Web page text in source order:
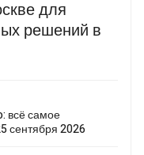
для
решений в
всё самое
сентября 2026